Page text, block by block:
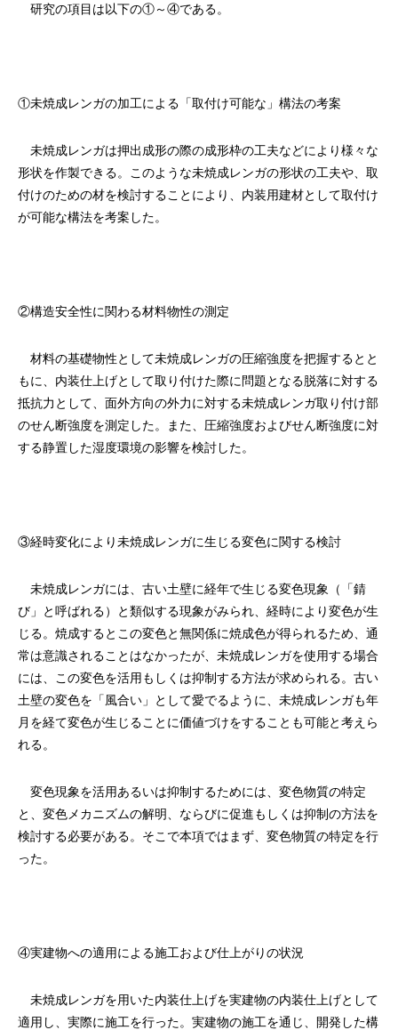
研究の項目は以下の①～④である。
①未焼成レンガの加工による「取付け可能な」構法の考案
未焼成レンガは押出成形の際の成形枠の工夫などにより様々な
形状を作製できる。このような未焼成レンガの形状の工夫や、取
付けのための材を検討することにより、内装用建材として取付け
が可能な構法を考案した。
②構造安全性に関わる材料物性の測定
材料の基礎物性として未焼成レンガの圧縮強度を把握するとと
もに、内装仕上げとして取り付けた際に問題となる脱落に対する
抵抗力として、面外方向の外力に対する未焼成レンガ取り付け部
のせん断強度を測定した。また、圧縮強度およびせん断強度に対
する静置した湿度環境の影響を検討した。
③経時変化により未焼成レンガに生じる変色に関する検討
未焼成レンガには、古い土壁に経年で生じる変色現象（「錆
び」と呼ばれる）と類似する現象がみられ、経時により変色が生
じる。焼成するとこの変色と無関係に焼成色が得られるため、通
常は意識されることはなかったが、未焼成レンガを使用する場合
には、この変色を活用もしくは抑制する方法が求められる。古い
土壁の変色を「風合い」として愛でるように、未焼成レンガも年
月を経て変色が生じることに価値づけをすることも可能と考えら
れる。
変色現象を活用あるいは抑制するためには、変色物質の特定
と、変色メカニズムの解明、ならびに促進もしくは抑制の方法を
検討する必要がある。そこで本項ではまず、変色物質の特定を行
った。
④実建物への適用による施工および仕上がりの状況
未焼成レンガを用いた内装仕上げを実建物の内装仕上げとして
適用し、実際に施工を行った。実建物の施工を通じ、開発した構